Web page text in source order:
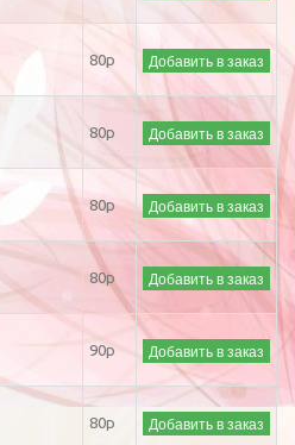
80р Добавить в заказ
80р Добавить в заказ
80р Добавить в заказ
80р Добавить в заказ
90р Добавить в заказ
80р Добавить в заказ